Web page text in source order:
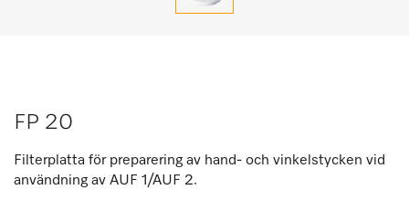
FP 20
Filterplatta för preparering av hand- och vinkelstycken vid
användning av AUF 1/AUF 2.